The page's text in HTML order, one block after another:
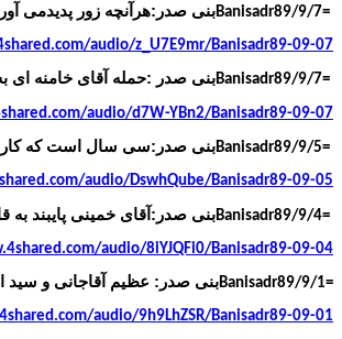
Banisadr89/9/7=بنی صدر:هرآنچه زور پدیدمی
audio/z_U7E9mr/Banisadr89-09-07
Banisadr89/9/7=بنی صدر :حمله آقای خامنه ای
audio/d7W-YBn2/Banisadr89-09-07
Banisadr89/9/5=بنی صدر:سی سال است که
audio/DswhQube/Banisadr89-09-05
Banisadr89/9/4=بنی صدر:آقای خمینی پایبند
audio/8iYJQFi0/Banisadr89-09-04
Banisadr89/9/1=بنی صدر: عظیم آقاجانی و سید
audio/9h9LhZSR/Banisadr89-09-01